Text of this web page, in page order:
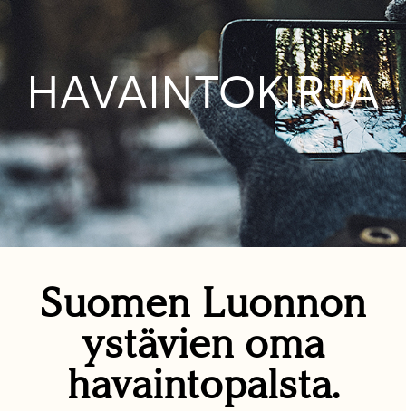
HAVAINTOKIRJA
Suomen Luonnon
ystävien oma
havaintopalsta.